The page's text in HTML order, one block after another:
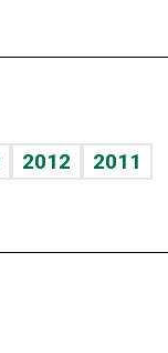
2012
2011